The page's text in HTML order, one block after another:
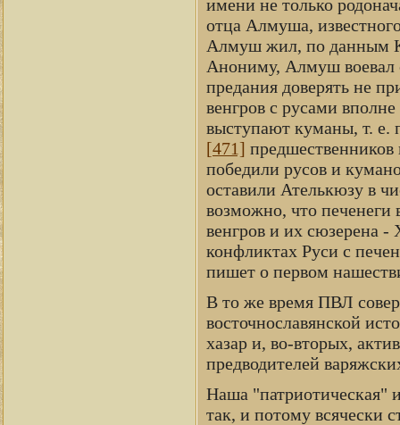
имени не только
отца Алмуша,
Алмуш жил, по данным
Анониму, Алмуш воевал
предания доверять не
венгров с русами
выступают куманы, т. е.
[471]
победили русов и
оставили Ателькюзу в
возможно, что печенеги
венгров и их сюзерена -
конфликтах Руси с
пишет о первом
В то же время ПВЛ
восточнославянской
хазар и, во-вторых,
предводителей
Наша "патриотическая"
так, и потому всячески